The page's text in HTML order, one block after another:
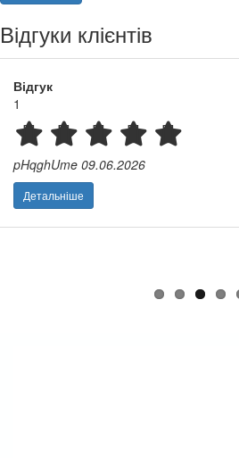
Відгуки клієнтів
Відгук
Ганнуся03.06.2026
Детальніше